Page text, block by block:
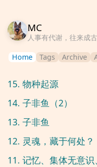
MC
人事有代谢，往来成
Home Tags Archive
15. 物种起源
14. 子非鱼（2）
13. 子非鱼
12. 灵魂，藏于何处？
11. 记忆、集体无意